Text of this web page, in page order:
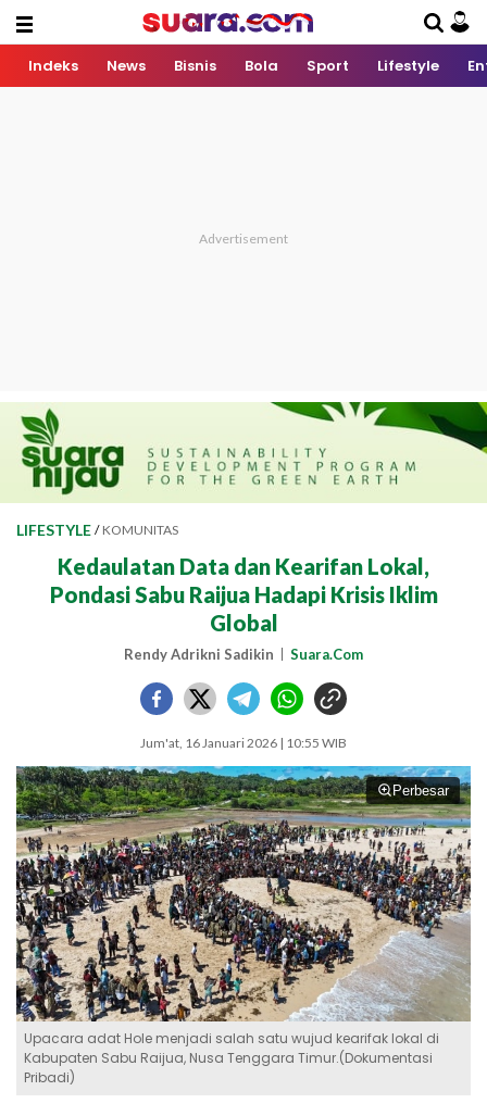
Indeks News Bisnis Bola Sport Lifestyle
LIFESTYLE / KOMUNITAS
Kedaulatan Data dan Kearifan Lokal,
Pondasi Sabu Raijua Hadapi Krisis Iklim
Global
Rendy Adrikni Sadikin Suara.Com
Jum'at, 16 Januari 2026 | 10:55 WIB
Perbesar
Upacara adat Hole menjadi salah satu wujud kearifak lokal di
Kabupaten Sabu Raijua, Nusa Tenggara Timur.(Dokumentasi
Pribadi)